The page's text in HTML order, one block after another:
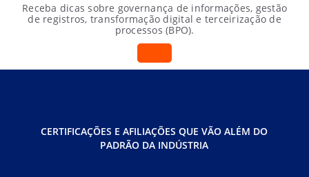
Receba dicas sobre governança de informações, gestão
de registros, transformação digital e terceirização de
processos (BPO).
CERTIFICAÇÕES E AFILIAÇÕES QUE VÃO ALÉM DO
PADRÃO DA INDÚSTRIA